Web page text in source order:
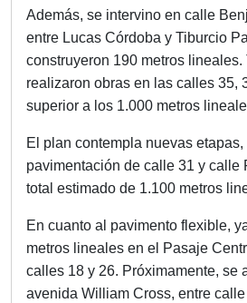
Además, se intervino en calle
entre Lucas Córdoba y Tiburcio
construyeron 190 metros lineales.
realizaron obras en las calles 35,
superior a los 1.000 metros
El plan contempla nuevas etapas,
pavimentación de calle 31 y calle
total estimado de 1.100 metros
En cuanto al pavimento flexible,
metros lineales en el Pasaje
calles 18 y 26. Próximamente, se
avenida William Cross, entre